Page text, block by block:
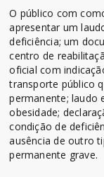
O público com
apresentar um
deficiência; um
centro de
oficial com
transporte público
permanente; laudo
obesidade;
condição de
ausência de outro
permanente grave.